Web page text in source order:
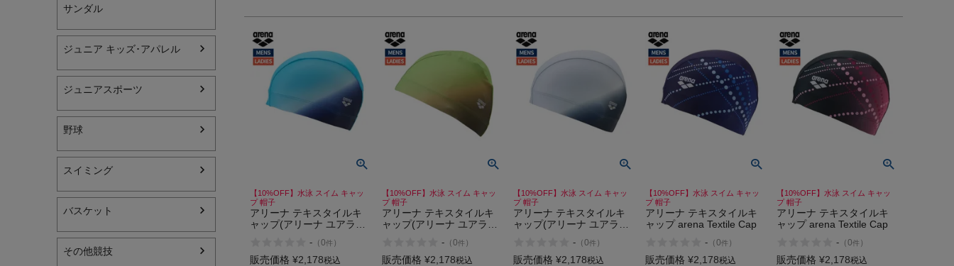
全てのシーンを見る
インフィット INFIT
サックス SAXX
サンダル
ジュニア キッズ･アパレル
ジュニアスポーツ
野球
スイミング
バスケット
その他競技
【10%OFF】水泳 スイム キャッ
プ 帽子
アリーナ テキスタイルキ
ャップ(アリーナ ユアライ
Cap(ARENA YOURLINE)
- （0件 ）
販売価格 ¥2,178税込
【10%OFF】水泳 スイム キャッ
プ 帽子
アリーナ テキスタイルキ
ャップ(アリーナ ユアライ
Cap(ARENA YOURLINE)
-（0件 ）
販売価格 ¥2,178税込
【10%OFF】水泳 スイム キャッ
プ 帽子
アリーナ テキスタイルキ
ャップ(アリーナ ユアライ
Cap(ARENA YOURLINE)
- （0件 ）
販売価格 ¥2,178税込
【10%OFF】水泳 スイム キャッ
プ 帽子
アリーナ テキスタイルキ
ャップ arena Textile Cap
-（0件 ）
販売価格 ¥2,178税込
【10%OFF】水泳 スイム キャッ
プ 帽子
アリーナ テキスタイルキ
ャップ arena Textile Cap
- （0件 ）
販売価格 ¥2,178税込